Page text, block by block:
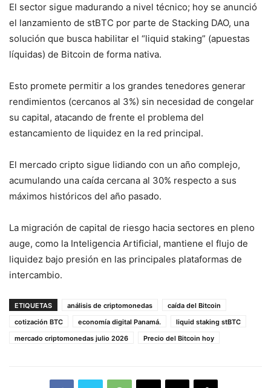
El sector sigue madurando a nivel técnico; hoy se anunció
el lanzamiento de stBTC por parte de Stacking DAO, una
solución que busca habilitar el “liquid staking” (apuestas
líquidas) de Bitcoin de forma nativa.
Esto promete permitir a los grandes tenedores generar
rendimientos (cercanos al 3%) sin necesidad de congelar
su capital, atacando de frente el problema del
estancamiento de liquidez en la red principal.
El mercado cripto sigue lidiando con un año complejo,
acumulando una caída cercana al 30% respecto a sus
máximos históricos del año pasado.
La migración de capital de riesgo hacia sectores en pleno
auge, como la Inteligencia Artificial, mantiene el flujo de
liquidez bajo presión en las principales plataformas de
intercambio.
ETIQUETAS análisis de criptomonedas
caída del Bitcoin
cotización BTC
economía digital Panamá.
liquid staking stBTC
mercado criptomonedas julio 2026
Precio del Bitcoin hoy